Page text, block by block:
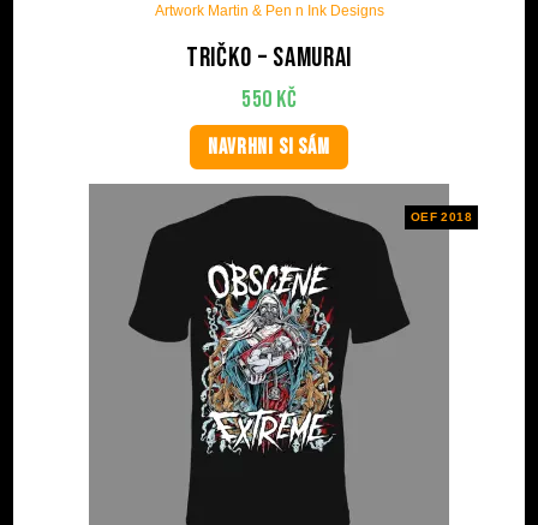
Artwork Martin & Pen n Ink Designs
Tričko – Samurai
550 Kč
NAVRHNI SI SÁM
OEF 2018